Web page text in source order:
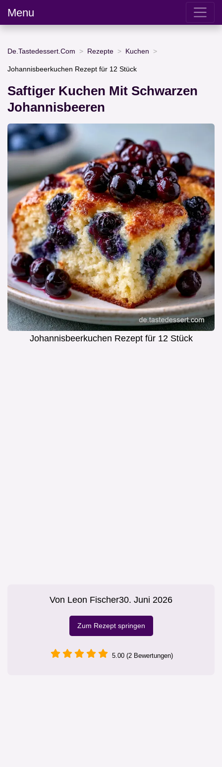
Menu
De.Tastedessert.Com Rezepte Kuchen
Johannisbeerkuchen Rezept für 12 Stück
Saftiger Kuchen Mit Schwarzen
Johannisbeeren
Johannisbeerkuchen Rezept für 12 Stück
Von Leon Fischer30. Juni 2026
Zum Rezept springen
5.00 (2 Bewertungen)